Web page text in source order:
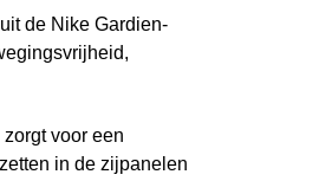
de Nike Gardien-
voor een
in de zijpanelen